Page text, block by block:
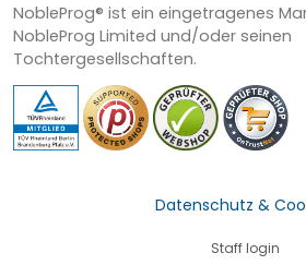
NobleProg® ist ein eingetragenes
NobleProg Limited und/oder seinen
Tochtergesellschaften.
Datenschutz &
Staff login